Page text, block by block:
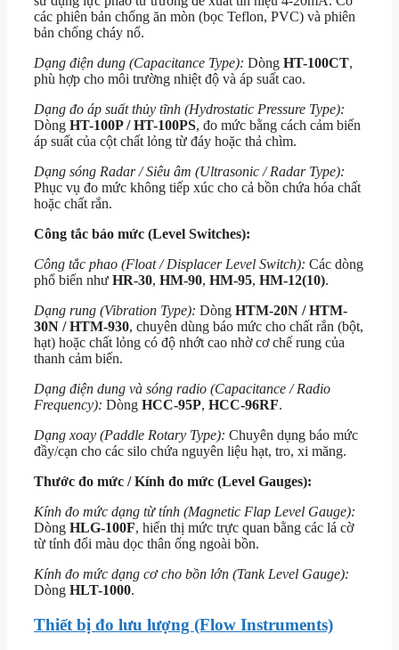
các phiên bản chống ăn mòn (bọc Teflon, PVC) và phiên
bản chống cháy nổ.
Dạng điện dung (Capacitance Type): Dòng HT-100CT,
phù hợp cho môi trường nhiệt độ và áp suất cao.
Dạng đo áp suất thủy tĩnh (Hydrostatic Pressure Type):
Dòng HT-100P / HT-100PS, đo mức bằng cách cảm biến
áp suất của cột chất lỏng từ đáy hoặc thả chìm.
Dạng sóng Radar / Siêu âm (Ultrasonic / Radar Type):
Phục vụ đo mức không tiếp xúc cho cả bồn chứa hóa chất
hoặc chất rắn.
Công tắc báo mức (Level Switches):
Công tắc phao (Float / Displacer Level Switch): Các dòng
phổ biến như HR-30, HM-90, HM-95, HM-12(10).
Dạng rung (Vibration Type): Dòng HTM-20N / HTM-
30N / HTM-930, chuyên dùng báo mức cho chất rắn (bột,
hạt) hoặc chất lỏng có độ nhớt cao nhờ cơ chế rung của
thanh cảm biến.
Dạng điện dung và sóng radio (Capacitance / Radio
Frequency): Dòng HCC-95P, HCC-96RF.
Dạng xoay (Paddle Rotary Type): Chuyên dụng báo mức
đầy/cạn cho các silo chứa nguyên liệu hạt, tro, xi măng.
Thước đo mức / Kính đo mức (Level Gauges):
Kính đo mức dạng từ tính (Magnetic Flap Level Gauge):
Dòng HLG-100F, hiển thị mức trực quan bằng các lá cờ
từ tính đổi màu dọc thân ống ngoài bồn.
Kính đo mức dạng cơ cho bồn lớn (Tank Level Gauge):
Dòng HLT-1000.
Thiết bị đo lưu lượng (Flow Instruments)